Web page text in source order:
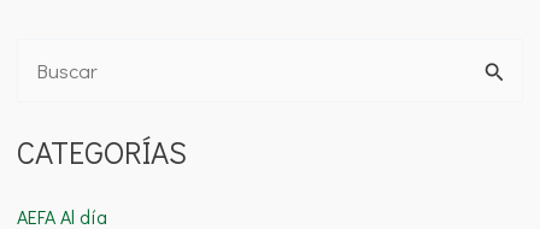
s
CATEGORÍAS
AEFA Al día